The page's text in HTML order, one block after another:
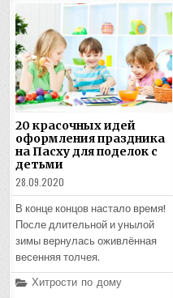
20 красочных идей
оформления праздника
на Пасху для поделок с
детьми
28.09.2020
В конце концов настало время!
После длительной и унылой
зимы вернулась оживлённая
весенняя толчея.
Posted
Хитрости по дому